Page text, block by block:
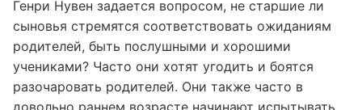
Генри Нувен задается вопросом, не старшие ли
сыновья стремятся соответствовать ожиданиям
родителей, быть послушными и хорошими
учениками? Часто они хотят угодить и боятся
разочаровать родителей. Они также часто в
довольно раннем возрасте начинают испытывать